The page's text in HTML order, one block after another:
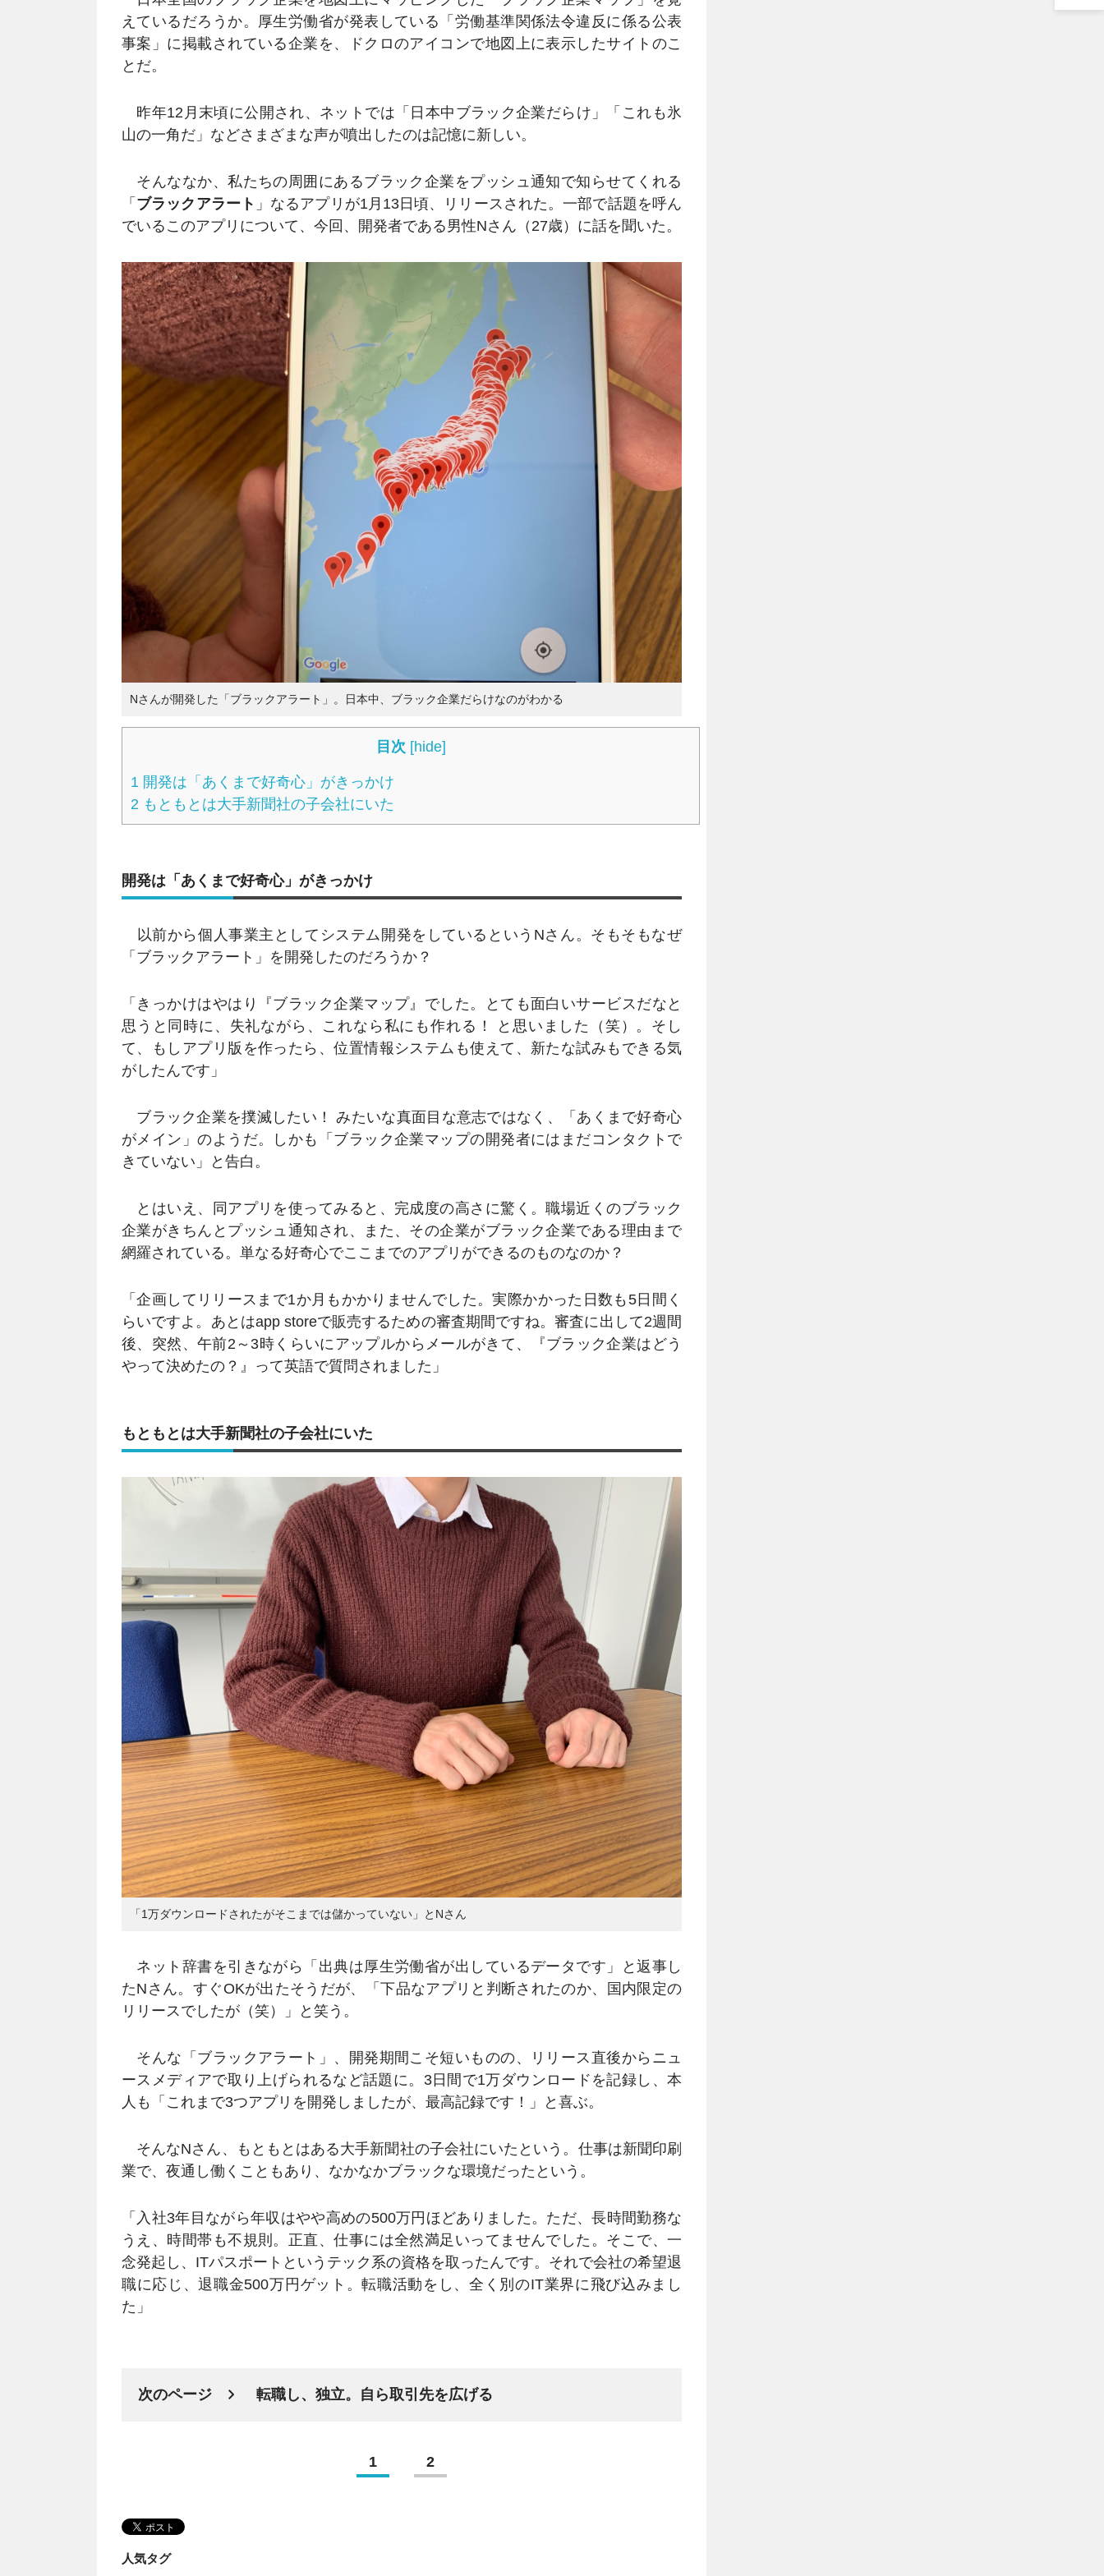
えているだろうか。厚生労働省が発表している「労働基準関係法令違反に係る公表
事案」に掲載されている企業を、ドクロのアイコンで地図上に表示したサイトのこ
とだ。
昨年12月末頃に公開され、ネットでは「日本中ブラック企業だらけ」「これも氷
山の一角だ」などさまざまな声が噴出したのは記憶に新しい。
そんななか、私たちの周囲にあるブラック企業をプッシュ通知で知らせてくれる
「 ブラックアラート 」なるアプリが1月13日頃、リリースされた。一部で話題を呼ん
でいるこのアプリについて、今回、開発者である男性Nさん（27歳）に話を聞いた。
Nさんが開発した「ブラックアラート」。日本中、ブラック企業だらけなのがわかる
目次 [hide]
1 開発は「あくまで好奇心」がきっかけ
2 もともとは大手新聞社の子会社にいた
開発は「あくまで好奇心」がきっかけ
以前から個人事業主としてシステム開発をしているというNさん。そもそもなぜ
「ブラックアラート」を開発したのだろうか？
「きっかけはやはり『ブラック企業マップ』でした。とても面白いサービスだなと
思うと同時に、失礼ながら、これなら私にも作れる！ と思いました（笑）。そし
て、もしアプリ版を作ったら、位置情報システムも使えて、新たな試みもできる気
がしたんです」
ブラック企業を撲滅したい！ みたいな真面目な意志ではなく、「あくまで好奇心
がメイン」のようだ。しかも「ブラック企業マップの開発者にはまだコンタクトで
きていない」と告白。
とはいえ、同アプリを使ってみると、完成度の高さに驚く。職場近くのブラック
企業がきちんとプッシュ通知され、また、その企業がブラック企業である理由まで
網羅されている。単なる好奇心でここまでのアプリができるのものなのか？
「企画してリリースまで1か月もかかりませんでした。実際かかった日数も5日間く
らいですよ。あとはapp storeで販売するための審査期間ですね。審査に出して2週間
後、突然、午前2～3時くらいにアップルからメールがきて、『ブラック企業はどう
やって決めたの？』って英語で質問されました」
もともとは大手新聞社の子会社にいた
「1万ダウンロードされたがそこまでは儲かっていない」とNさん
ネット辞書を引きながら「出典は厚生労働省が出しているデータです」と返事し
たNさん。すぐOKが出たそうだが、「下品なアプリと判断されたのか、国内限定の
リリースでしたが（笑）」と笑う。
そんな「ブラックアラート」、開発期間こそ短いものの、リリース直後からニュ
ースメディアで取り上げられるなど話題に。3日間で1万ダウンロードを記録し、本
人も「これまで3つアプリを開発しましたが、最高記録です！」と喜ぶ。
そんなNさん、もともとはある大手新聞社の子会社にいたという。仕事は新聞印刷
業で、夜通し働くこともあり、なかなかブラックな環境だったという。
「入社3年目ながら年収はやや高めの500万円ほどありました。ただ、長時間勤務な
うえ、時間帯も不規則。正直、仕事には全然満足いってませんでした。そこで、一
念発起し、ITパスポートというテック系の資格を取ったんです。それで会社の希望退
職に応じ、退職金500万円ゲット。転職活動をし、全く別のIT業界に飛び込みまし
た」
次のページ 転職し、独立。自ら取引先を広げる
1 2
人気タグ